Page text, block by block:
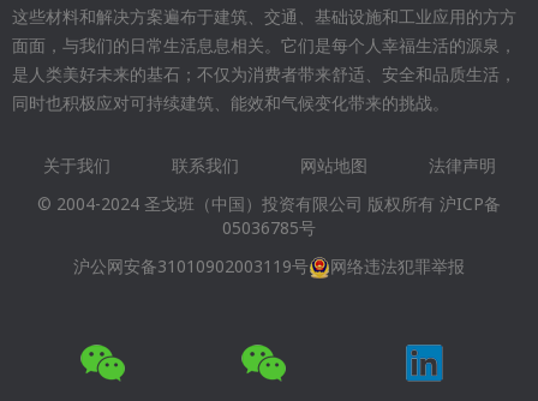
这些材料和解决方案遍布于建筑、交通、基础设施和工业应用的方方
面面，与我们的日常生活息息相关。它们是每个人幸福生活的源泉，
是人类美好未来的基石；不仅为消费者带来舒适、安全和品质生活，
同时也积极应对可持续建筑、能效和气候变化带来的挑战。
Footer
menu
关于我们 联系我们 网站地图
法律声明
© 2004-2024 圣戈班（中国）投资有限公司 版权所有 沪ICP备
05036785号
沪公网安备31010902003119号
网络违法犯罪举报